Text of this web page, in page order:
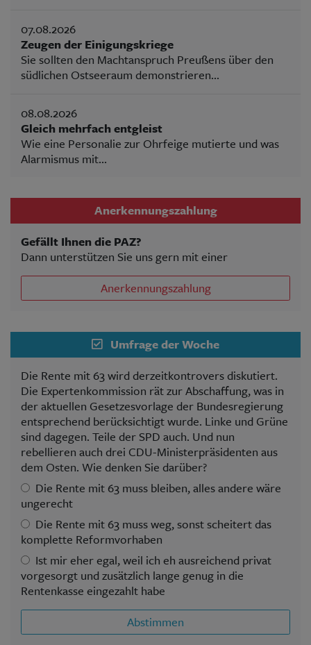
07.08.2026
Zeugen der Einigungskriege
Sie sollten den Machtanspruch Preußens über den
südlichen Ostseeraum demonstrieren...
08.08.2026
Gleich mehrfach entgleist
Wie eine Personalie zur Ohrfeige mutierte und was
Alarmismus mit...
Anerkennungszahlung
Gefällt Ihnen die PAZ?
Dann unterstützen Sie uns gern mit einer
Anerkennungszahlung
Umfrage der Woche
Die Rente mit 63 wird derzeitkontrovers diskutiert.
Die Expertenkommission rät zur Abschaffung, was in
der aktuellen Gesetzesvorlage der Bundesregierung
entsprechend berücksichtigt wurde. Linke und Grüne
sind dagegen. Teile der SPD auch. Und nun
rebellieren auch drei CDU-Ministerpräsidenten aus
dem Osten. Wie denken Sie darüber?
Die Rente mit 63 muss bleiben, alles andere wäre
ungerecht
Die Rente mit 63 muss weg, sonst scheitert das
komplette Reformvorhaben
Ist mir eher egal, weil ich eh ausreichend privat
vorgesorgt und zusätzlich lange genug in die
Rentenkasse eingezahlt habe
Abstimmen